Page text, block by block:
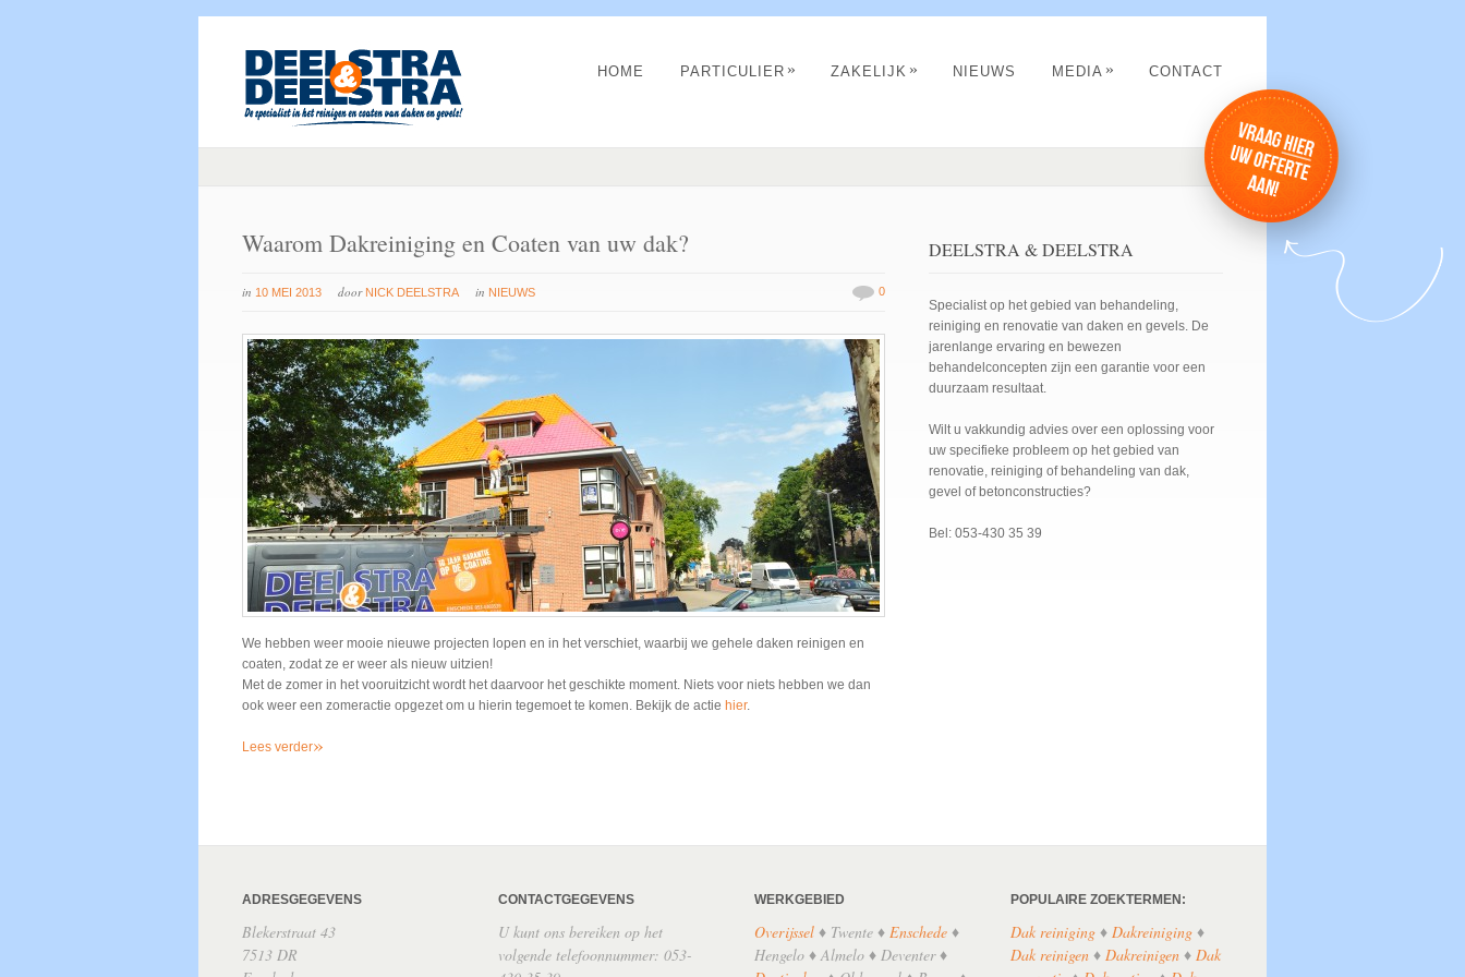
HOME PARTICULIER » ZAKELIJK » NIEUWS MEDIA » CONTACT
Waarom Dakreiniging en Coaten van uw dak?
in 10 MEI 2013 door NICK DEELSTRA in NIEUWS 0
We hebben weer mooie nieuwe projecten lopen en in het verschiet, waarbij we gehele daken reinigen en
coaten, zodat ze er weer als nieuw uitzien!
Met de zomer in het vooruitzicht wordt het daarvoor het geschikte moment. Niets voor niets hebben we dan
ook weer een zomeractie opgezet om u hierin tegemoet te komen. Bekijk de actie hier.
Lees verder»
DEELSTRA & DEELSTRA
Specialist op het gebied van behandeling,
reiniging en renovatie van daken en gevels. De
jarenlange ervaring en bewezen
behandelconcepten zijn een garantie voor een
duurzaam resultaat.
Wilt u vakkundig advies over een oplossing voor
uw specifieke probleem op het gebied van
renovatie, reiniging of behandeling van dak,
gevel of betonconstructies?
Bel: 053-430 35 39
ADRESGEGEVENS
Blekerstraat 43
7513 DR
CONTACTGEGEVENS
U kunt ons bereiken op het
volgende telefoonnummer: 053-
WERKGEBIED
Overijssel ♦ Twente ♦ Enschede ♦
Hengelo ♦ Almelo ♦ Deventer ♦
POPULAIRE ZOEKTERMEN:
Dak reiniging ♦ Dakreiniging ♦
Dak reinigen ♦ Dakreinigen ♦ Dak